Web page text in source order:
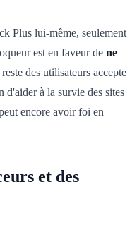
Plus lui-même, seulement
est en faveur de ne
des utilisateurs accepte
d'aider à la survie des sites
encore avoir foi en
et des